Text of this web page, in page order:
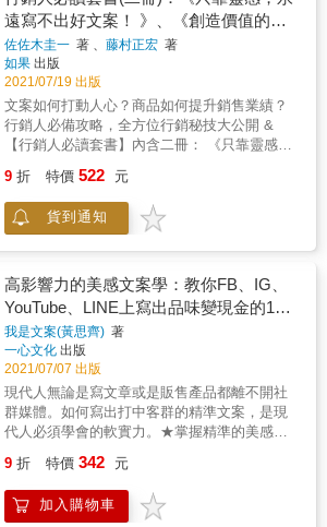
銷：零售店內的促銷活動等狀況因素會如何影
響購買意願決策。 & 「第Ⅲ篇 做為社會性動物
的消費者」：與消費者的社會化面向有關的理
論與概念。 第10章 身分認同：如何透過消費者
行動接近理想中的自己，以及如何表現出身分
認同。 第11章 家族：家庭在購買意願的決策過
程中，每個人分別扮演著什麼樣的角色。第12
者行為。 第13章 階級：能夠炫耀自身地位、優
勢的消費，也就是炫耀財。 第14章 次文化：次
文化、族群會如何影響消費者行動。 第15章 文
化：神聖化的消費與贈與等文化性的消費者行
動。 & 本書特別之處在於整本書都會用小石川
一家四口的例子來說明消費者行為， 並且盡可
能用簡單的方式來說明，並介紹具體的例子。
本書從讀者的生活周遭開始談起，以具體案例
為主，逐步走向理論。 讀者在閱讀時可以聯想
到自己的經驗，讓初學者也能輕鬆入門，更能
者（看企劃的人），才可能寫出讓人滿意的企
劃。 那要怎麼做到心中有讀者呢？企劃書要有
這三點： 首先，必須具有可讀性。 由於企劃書
是要給別人看的，必須要做到能讓老闆「一看
就懂」，牽動直覺，快速做出決定。 那要怎麼
做到？答案是「能夠流暢回答出他們想知道的
問題，又容易閱讀的企劃書」。 把握3件事，
提案不再被老闆嗆： 重點1：只寫重要內容 誰
會喜歡一份又厚又說不到重點的企劃書呢？絕
點」的優質企劃書。 重點2：能一目了然 不管
是用文字、圖片或上色，盡可能讓重要訊息又
大又清楚，並配合一般眼動方式與認知方向呈
點從上到下），就能使老闆快速抓到重點。切
記：企劃書「不是用來讀的，是用來看的」。
重點3：每一頁只需看3秒就能懂 老闆拿到企劃
書，通常停留在一頁的時間只有3秒鐘。因此，
若能在3秒內滿足他的期待值，讓停留時間延長
至5～10秒，自然就能提高過關的機率。 第
二，可執行性要高。 做企劃的時候，要從三個
角度思考： 「高層的立場」、「客戶／現場的
場去檢視企劃，通過率才會大大提高。 從「高
是否對公司有意義？解決問題是否有效率又有
遠寫不出好文案！ 》、《創造價值的技
術》
佐佐木圭一 著 、藤村正宏 著
如果 出版
2021/07/19 出版
文案如何打動人心？商品如何提升銷售業績？
行銷人必備攻略，全方位行銷秘技大公開 &
【行銷人必讀套書】內含二冊： 《只靠靈感，
學方法一小時寫出完美勸敗的絕妙文案& 》+
《創造價值的技術：個人創業、網路開拓客
群，5個神乎其技的行銷技巧，讓你的顧客掏心
還是沒有新點子？還在等待剎那間的靈光一
現？ 沒有天賦、不靠靈感，你也能成為文案高
告界第一把交椅的佐佐木圭一， 首度公開文案
創作的八個方法，徹底剖析文案寫作祕方，搭
配經典案例解說， 讓你一看就通，一學就會，
立即上手寫出屬於自己的絕妙文案！ & 【8個
讓你的文字充滿魔力的表達方法】 & 讓你一小
時學會廣告大師累積十八年的真傳！ & ◎一眨
眼間就能完成的「驚喜法」 1.30分鐘學會腳踏
2.我要成為海賊王 &rarr; 我要成為海賊王!!!!!! &
◎歷史名人最愛用、牽動人心的「對比法」 1.
9 折 特價 522 元
貨到通知
高影響力的美感文案學：教你FB、IG、
YouTube、LINE上寫出品味變現金的18
個精準技巧
我是文案(黃思齊) 著
一心文化 出版
2021/07/07 出版
現代人無論是寫文章或是販售產品都離不開社
群媒體。如何寫出打中客群的精準文案，是現
代人必須學會的軟實力。★掌握精準的美感文
寫出讓人怦然心動、手滑下單的品味文案！不
要說「必買」，而是運用文案讓人立即「下
單」！不要說「很便宜」，而是運用文案讓消
9 折 特價 342 元
加入購物車